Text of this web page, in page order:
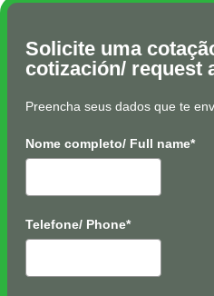
Solicite uma
cotización/ request
Preencha seus dados que te
Nome completo/ Full name*
Telefone/ Phone*